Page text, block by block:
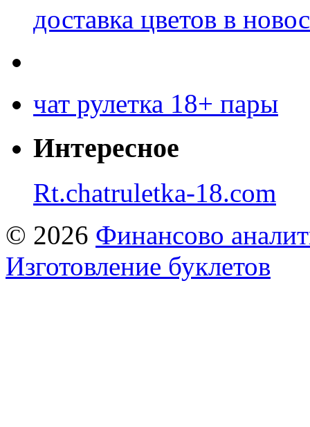
доставка цветов в
чат рулетка 18+ пары
Интересное
Rt.chatruletka-18.com
© 2026 Финансово
Изготовление буклетов